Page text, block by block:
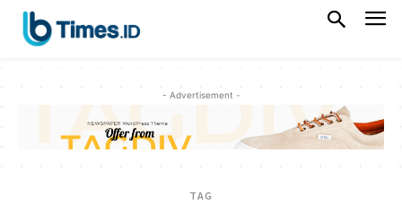
- Advertisement -
TAG